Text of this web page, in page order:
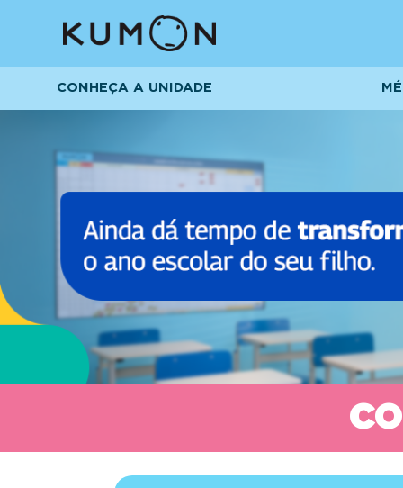
CONHEÇA A UNIDADE